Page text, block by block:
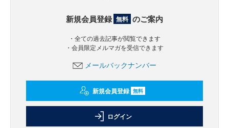
新規会員登録 無料 のご案内
・全ての過去記事が閲覧できます
・会員限定メルマガを受信できます
メールバックナンバー
新規会員登録 無料
ログイン